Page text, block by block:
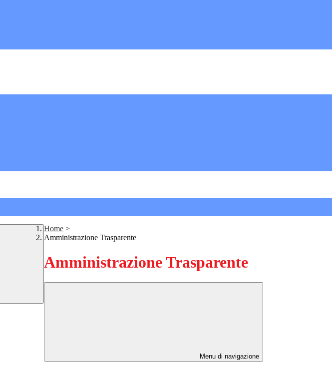
Home >
Amministrazione Trasparente
Amministrazione Trasparente
Menu di navigazione